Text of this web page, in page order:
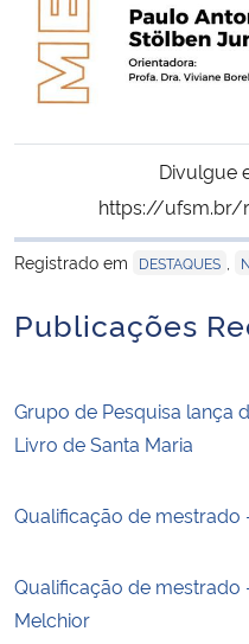
Banco Central do Brasil
Planalto
Divulgue
https://ufsm.br/
Registrado em
DESTAQUES
Publicações
Grupo de Pesquisa lança
Livro de Santa Maria
Qualificação de mestrado
Qualificação de mestrado
Melchior